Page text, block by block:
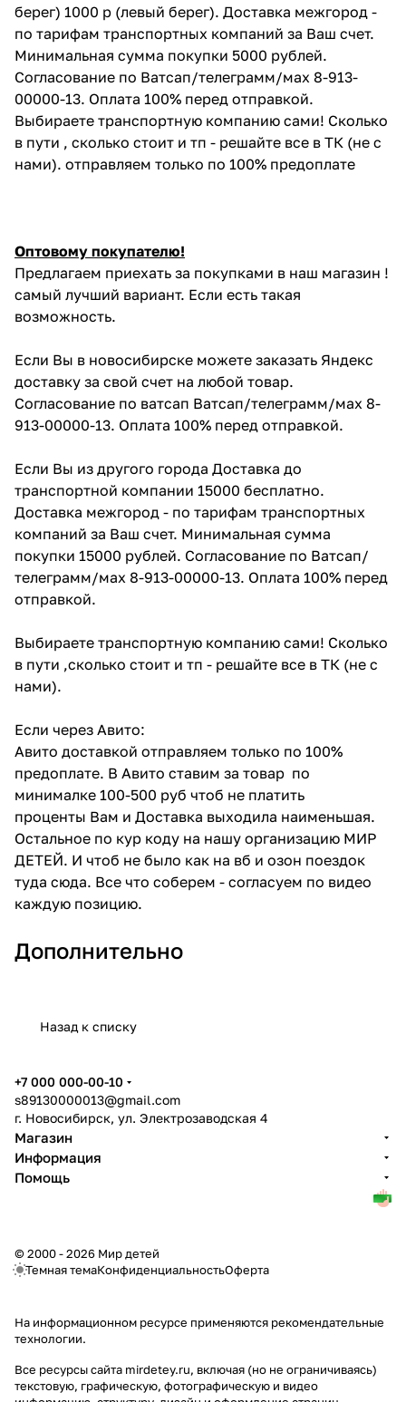
берег) 1000 р (левый берег). Доставка межгород -
по тарифам транспортных компаний за Ваш счет.
Минимальная сумма покупки 5000 рублей.
Согласование по Ватсап/телеграмм/мах 8-913-
00000-13. Оплата 100% перед отправкой.
Выбираете транспортную компанию сами! Сколько
в пути , сколько стоит и тп - решайте все в ТК (не с
нами). отправляем только по 100% предоплате
Оптовому покупателю!
Предлагаем приехать за покупками в наш магазин !
самый лучший вариант. Если есть такая
возможность.
Если Вы в новосибирске можете заказать Яндекс
доставку за свой счет на любой товар.
Согласование по ватсап Ватсап/телеграмм/мах 8-
913-00000-13. Оплата 100% перед отправкой.
Если Вы из другого города Доставка до
транспортной компании 15000 бесплатно.
Доставка межгород - по тарифам транспортных
компаний за Ваш счет. Минимальная сумма
покупки 15000 рублей. Согласование по Ватсап/
телеграмм/мах 8-913-00000-13. Оплата 100% перед
отправкой.
Выбираете транспортную компанию сами! Сколько
в пути ,сколько стоит и тп - решайте все в ТК (не с
нами).
Если через Авито:
Авито доставкой отправляем только по 100%
предоплате. В Авито ставим за товар по
минималке 100-500 руб чтоб не платить
проценты Вам и Доставка выходила наименьшая.
Остальное по кур коду на нашу организацию МИР
ДЕТЕЙ. И чтоб не было как на вб и озон поездок
туда сюда. Все что соберем - согласуем по видео
каждую позицию.
Дополнительно
Назад к списку
+7 000 000-00-10
s89130000013@gmail.com
г. Новосибирск, ул. Электрозаводская 4
Магазин
Информация
Помощь
© 2000 - 2026 Мир детей
Темная темаКонфиденциальностьОферта
На информационном ресурсе применяются рекомендательные
технологии.
Все ресурсы сайта mirdetey.ru, включая (но не ограничиваясь)
текстовую, графическую, фотографическую и видео